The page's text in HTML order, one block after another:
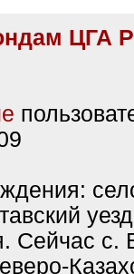
ЦГА
Сейчас с.